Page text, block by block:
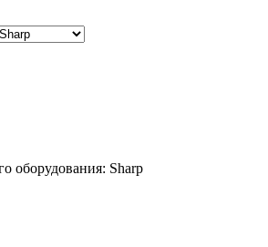
оборудования: Sharp